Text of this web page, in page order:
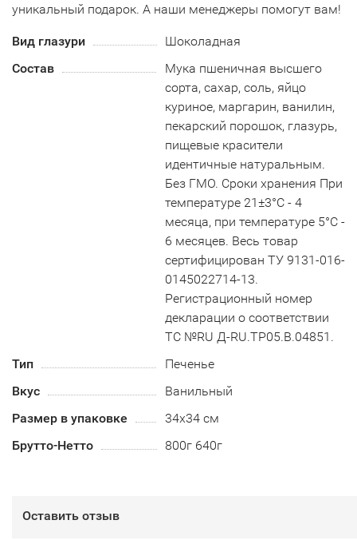
уникальный подарок. А наши менеджеры помогут вам!
Вид глазури
Шоколадная
Состав
Мука пшеничная высшего
сорта, сахар, соль, яйцо
куриное, маргарин, ванилин,
пекарский порошок, глазурь,
пищевые красители
идентичные натуральным.
Без ГМО. Сроки хранения При
температуре 21±3°С - 4
месяца, при температуре 5°С -
6 месяцев. Весь товар
сертифицирован ТУ 9131-016-
0145022714-13.
Регистрационный номер
декларации о соответствии
ТС №RU Д-RU.TP05.B.04851.
Тип
Печенье
Вкус
Ванильный
Размер в упаковке
34х34 см
Брутто-Нетто
800г 640г
Оставить отзыв